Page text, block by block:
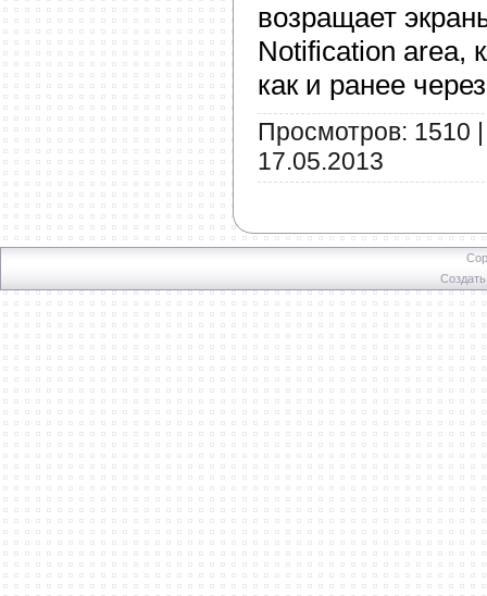
возращает
Notification area,
как и ранее
Просмотров: 1510
17.05.2013